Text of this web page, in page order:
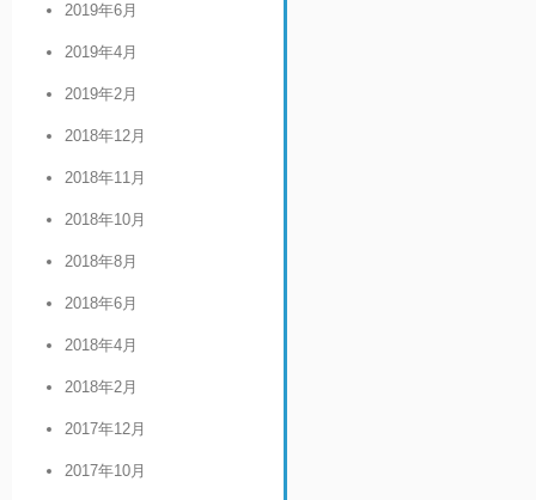
2019年6月
2019年4月
2019年2月
2018年12月
2018年11月
2018年10月
2018年8月
2018年6月
2018年4月
2018年2月
2017年12月
2017年10月